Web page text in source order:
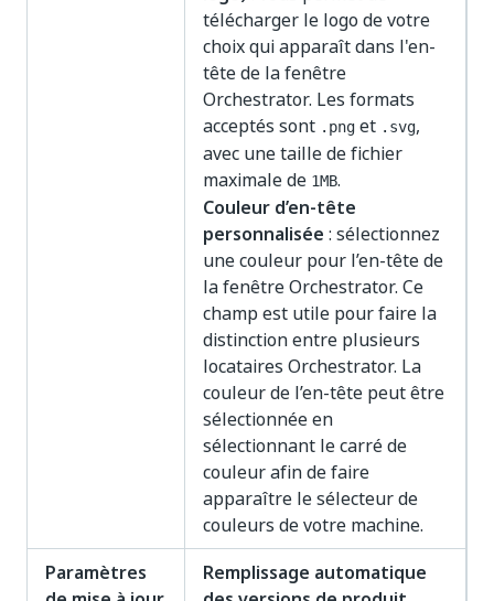
télécharger le logo de votre
choix qui apparaît dans l'en-
tête de la fenêtre
Orchestrator. Les formats
acceptés sont .png et .svg,
avec une taille de fichier
maximale de 1MB.
Couleur d’en-tête
personnalisée : sélectionnez
une couleur pour l’en-tête de
la fenêtre Orchestrator. Ce
champ est utile pour faire la
distinction entre plusieurs
locataires Orchestrator. La
couleur de l’en-tête peut être
sélectionnée en
sélectionnant le carré de
couleur afin de faire
apparaître le sélecteur de
couleurs de votre machine.
Paramètres
Remplissage automatique